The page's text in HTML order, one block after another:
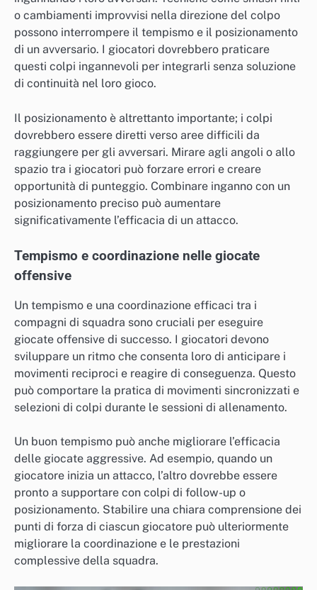
o cambiamenti improvvisi nella direzione del colpo
possono interrompere il tempismo e il posizionamento
di un avversario. I giocatori dovrebbero praticare
questi colpi ingannevoli per integrarli senza soluzione
di continuità nel loro gioco.
Il posizionamento è altrettanto importante; i colpi
dovrebbero essere diretti verso aree difficili da
raggiungere per gli avversari. Mirare agli angoli o allo
spazio tra i giocatori può forzare errori e creare
opportunità di punteggio. Combinare inganno con un
posizionamento preciso può aumentare
significativamente l’efficacia di un attacco.
Tempismo e coordinazione nelle giocate
offensive
Un tempismo e una coordinazione efficaci tra i
compagni di squadra sono cruciali per eseguire
giocate offensive di successo. I giocatori devono
sviluppare un ritmo che consenta loro di anticipare i
movimenti reciproci e reagire di conseguenza. Questo
può comportare la pratica di movimenti sincronizzati e
selezioni di colpi durante le sessioni di allenamento.
Un buon tempismo può anche migliorare l’efficacia
delle giocate aggressive. Ad esempio, quando un
giocatore inizia un attacco, l’altro dovrebbe essere
pronto a supportare con colpi di follow-up o
posizionamento. Stabilire una chiara comprensione dei
punti di forza di ciascun giocatore può ulteriormente
migliorare la coordinazione e le prestazioni
complessive della squadra.